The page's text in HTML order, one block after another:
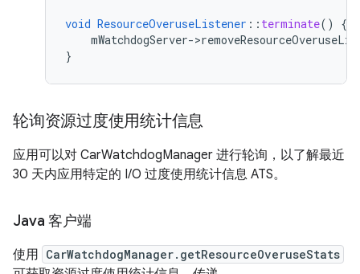
void ResourceOveruseListener :: terminate()
{
mWatchdogServer-
}
轮询资源过度使用统计信息
应用可以对 CarWatchdogManager 进行轮询，以了解最近
30 天内应用特定的 I/O 过度使用统计信息 ATS。
Java 客户端
使用 CarWatchdogManager.getResourceOveruseStats